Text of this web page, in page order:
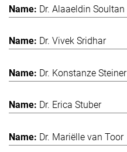
Dr. Alaaeldin Soultan
Dr. Vivek Sridhar
Dr. Konstanze Steiner
Dr. Erica Stuber
Dr. Mariëlle van Toor